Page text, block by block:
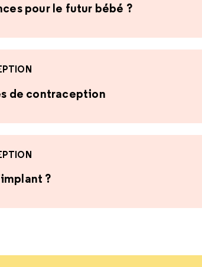
pour le futur bébé ?
de contraception
?